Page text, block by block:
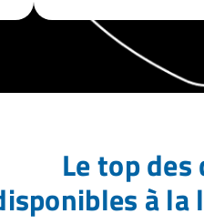
Le top
à la